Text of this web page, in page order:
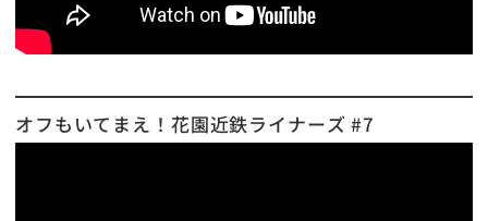
オフもいてまえ！花園近鉄ライナーズ #7